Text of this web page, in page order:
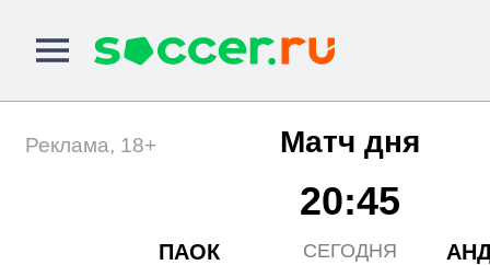
Матч дня
ПАОК
20:45
СЕГОДНЯ
Реклама, 18+